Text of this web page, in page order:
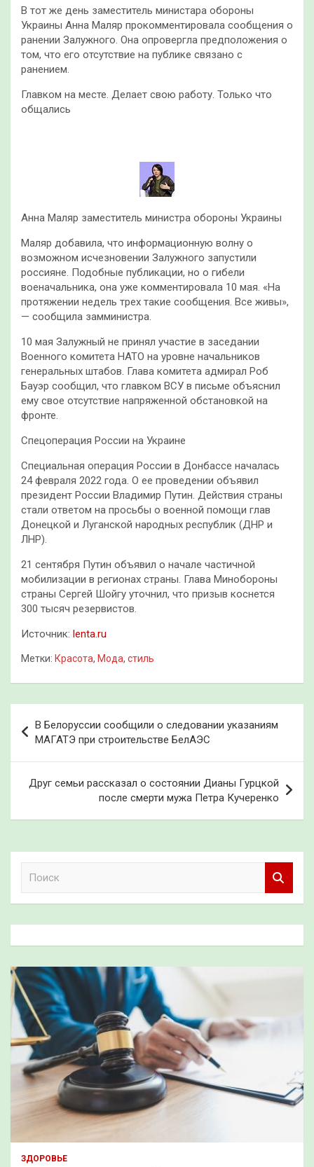
В тот же день заместитель министара обороны
Украины Анна Маляр прокомментировала сообщения о
ранении Залужного. Она опровергла предположения о
том, что его отсутствие на публике связано с
ранением.
Главком на месте. Делает свою работу. Только что
общались
Анна Маляр заместитель министра обороны Украины
Маляр добавила, что информационную волну о
возможном исчезновении Залужного запустили
россияне. Подобные публикации, но о гибели
военачальника, она уже комментировала 10 мая. «На
протяжении недель трех такие сообщения. Все живы»,
— сообщила замминистра.
10 мая Залужный не принял участие в заседании
Военного комитета НАТО на уровне начальников
генеральных штабов. Глава комитета адмирал Роб
Бауэр сообщил, что главком ВСУ в письме объяснил
ему свое отсутствие напряженной обстановкой на
фронте.
Спецоперация России на Украине
Специальная операция России в Донбассе началась
24 февраля 2022 года. О ее проведении объявил
президент России Владимир Путин. Действия страны
стали ответом на просьбы о военной помощи глав
Донецкой и Луганской народных республик (ДНР и
ЛНР).
21 сентября Путин объявил о начале частичной
мобилизации в регионах страны. Глава Минобороны
страны Сергей Шойгу уточнил, что призыв коснется
300 тысяч резервистов.
Источник: lenta.ru
Метки: Красота, Мода, стиль
по
записям
В Белоруссии сообщили о следовании указаниям
МАГАТЭ при строительстве БелАЭС
Друг семьи рассказал о состоянии Дианы Гурцкой
после смерти мужа Петра Кучеренко
к
ЗДОРОВЬЕ